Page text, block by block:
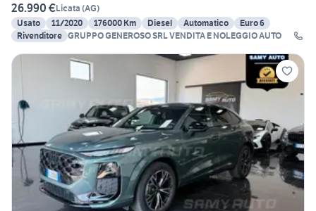
26.990 €Licata (AG)
Usato
11/2020 176000 Km Diesel Automatico
Euro 6
Rivenditore GRUPPO GENEROSO SRL VENDITA E NOLEGGIO AUTO